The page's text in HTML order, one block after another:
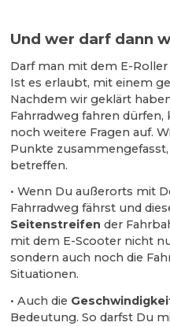
Und wer darf dann
Darf man mit dem E-
Ist es erlaubt, mit einem
Nachdem wir geklärt
Fahrradweg fahren
noch weitere Fragen auf.
Punkte
betreffen.
• Wenn Du außerorts mit
Fahrradweg fährst und
Seitenstreifen der
mit dem E-Scooter nicht
sondern auch noch die
Situationen.
• Auch die
Bedeutung. So darfst Du